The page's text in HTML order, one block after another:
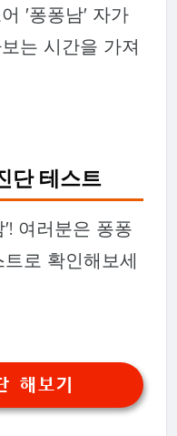
'퐁퐁남' 자가
는 시간을 가져
단 테스트
여러분은 퐁퐁
로 확인해보세
해보기